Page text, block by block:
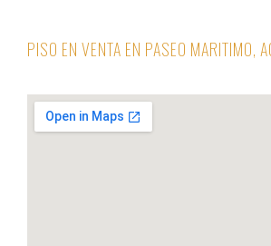
PISO EN VENTA EN PASEO MARITIMO,